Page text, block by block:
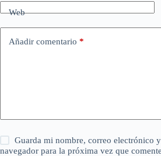
Web
Añadir comentario *
Guarda mi nombre, correo electrónico
navegador para la próxima vez que